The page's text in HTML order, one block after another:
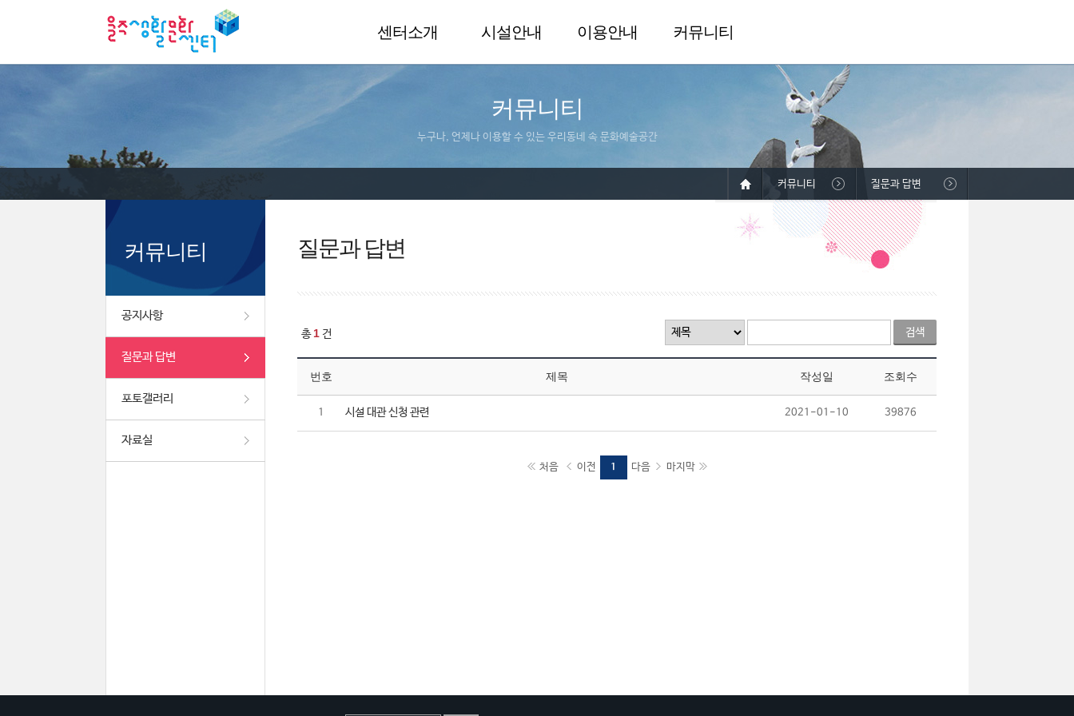
센터소개 시설안내 이용안내 커뮤니티
커뮤니티
누구나, 언제나 이용할 수 있는 우리동네 속 문화예술공간
커뮤니티
공지사항
질문과 답변
포토갤러리
자료실
커뮤니티 질문과 답변
질문과 답변
총1 건
번호 제목 작성일 조회수
1 시설 대관 신청 관련 2021-01-10 39876
처음 이전 1 다음 마지막